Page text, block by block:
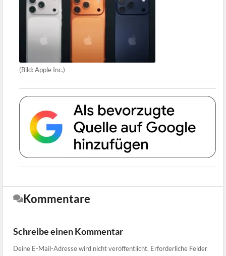
(Bild: Apple Inc.)
Kommentare
Schreibe einen Kommentar
Deine E-Mail-Adresse wird nicht veröffentlicht. Erforderliche Felder